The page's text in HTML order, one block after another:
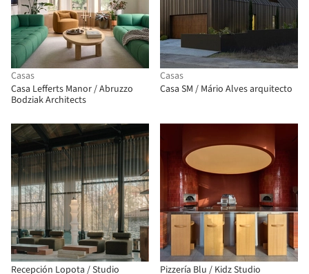
Casas
Casa Lefferts Manor / Abruzzo
Bodziak Architects
Casas
Casa SM / Mário Alves arquitecto
Recepción Lopota / Studio
Pizzería Blu / Kidz Studio